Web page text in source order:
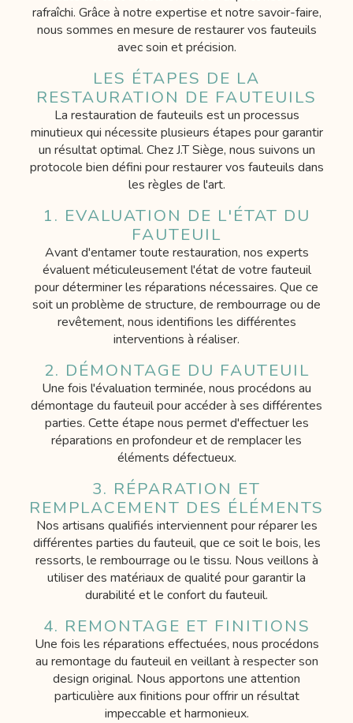
rafraîchi. Grâce à notre expertise et notre savoir-faire,
nous sommes en mesure de restaurer vos fauteuils
avec soin et précision.
LES ÉTAPES DE LA
RESTAURATION DE FAUTEUILS
La restauration de fauteuils est un processus
minutieux qui nécessite plusieurs étapes pour garantir
un résultat optimal. Chez J.T Siège, nous suivons un
protocole bien défini pour restaurer vos fauteuils dans
les règles de l'art.
1. EVALUATION DE L'ÉTAT DU
FAUTEUIL
Avant d'entamer toute restauration, nos experts
évaluent méticuleusement l'état de votre fauteuil
pour déterminer les réparations nécessaires. Que ce
soit un problème de structure, de rembourrage ou de
revêtement, nous identifions les différentes
interventions à réaliser.
2. DÉMONTAGE DU FAUTEUIL
Une fois l'évaluation terminée, nous procédons au
démontage du fauteuil pour accéder à ses différentes
parties. Cette étape nous permet d'effectuer les
réparations en profondeur et de remplacer les
éléments défectueux.
3. RÉPARATION ET
REMPLACEMENT DES ÉLÉMENTS
Nos artisans qualifiés interviennent pour réparer les
différentes parties du fauteuil, que ce soit le bois, les
ressorts, le rembourrage ou le tissu. Nous veillons à
utiliser des matériaux de qualité pour garantir la
durabilité et le confort du fauteuil.
4. REMONTAGE ET FINITIONS
Une fois les réparations effectuées, nous procédons
au remontage du fauteuil en veillant à respecter son
design original. Nous apportons une attention
particulière aux finitions pour offrir un résultat
impeccable et harmonieux.